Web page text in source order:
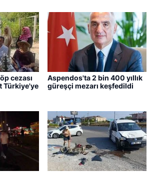
cezası
Türkiye'ye
Aspendos'ta 2 bin 400 yıllık
güreşçi mezarı keşfedildi